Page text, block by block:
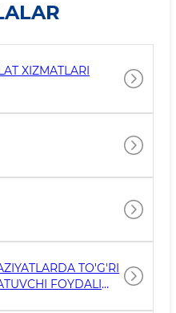
XIZMATLARI
TO'G'RI
FOYDALI